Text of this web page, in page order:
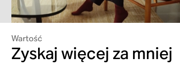
Wartość
Zyskaj więcej za mniej